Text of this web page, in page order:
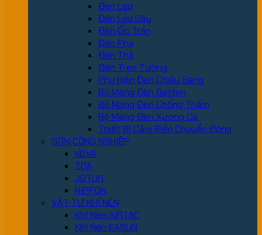
Đèn Led
Đèn Led Dây
Đèn Ốp Trần
Đèn Pha
Đèn Thả
Đèn Treo Tường
Phụ Kiện Đèn Chiếu Sáng
Bộ Máng Đèn Batten
Bộ Máng Đèn Chống Thấm
Bộ Máng Đèn Xương Cá
Thiết Bị Cảm Biến Chuyển Động
SƠN CÔNG NGHIỆP
KOVA
TOA
JOTUN
NIPPON
VẬT TƯ KHÍ NÉN
Khí Nén AIRTAC
Khí Nén EASUN